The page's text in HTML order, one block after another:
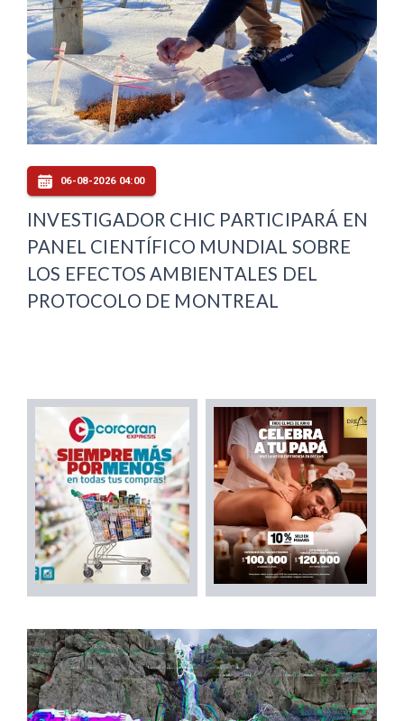
06-08-2026 04:00
INVESTIGADOR CHIC PARTICIPARÁ EN
PANEL CIENTÍFICO MUNDIAL SOBRE
LOS EFECTOS AMBIENTALES DEL
PROTOCOLO DE MONTREAL